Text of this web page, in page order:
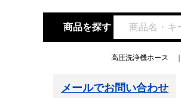
商品を探す
高圧洗浄機ホース
メールでお問い合わせ